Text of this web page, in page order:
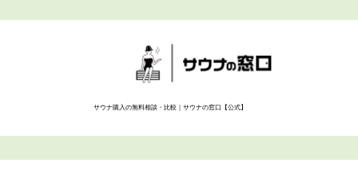
サウナ購入の無料相談・比較｜サウナの窓口【公式】